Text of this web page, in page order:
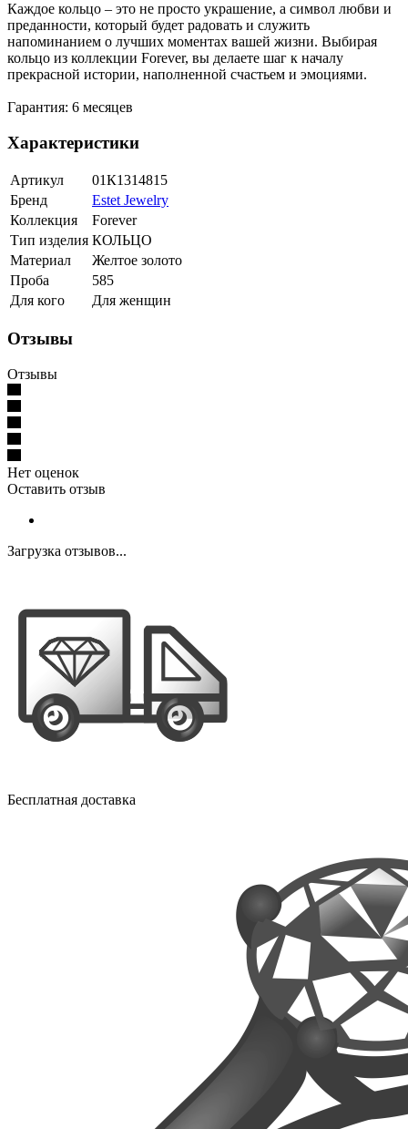
Каждое кольцо – это не просто украшение, а символ любви и
преданности, который будет радовать и служить
напоминанием о лучших моментах вашей жизни. Выбирая
кольцо из коллекции Forever, вы делаете шаг к началу
прекрасной истории, наполненной счастьем и эмоциями.
Гарантия: 6 месяцев
Характеристики
Артикул
01К1314815
Бренд
Estet Jewelry
Коллекция
Forever
Тип изделия КОЛЬЦО
Материал
Желтое золото
Проба
585
Для кого
Для женщин
Отзывы
Отзывы
Нет оценок
Оставить отзыв
Загрузка отзывов...
Бесплатная доставка